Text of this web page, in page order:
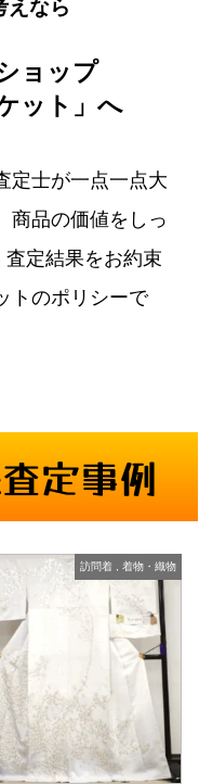
えなら
ョップ
ット」へ
定士が一点一点大
商品の価値をしっ
定結果をお約束
トのポリシーで
定事例
訪問着 , 着物・織物